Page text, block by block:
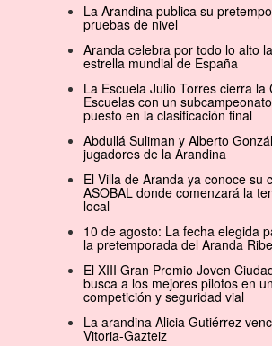
La Arandina publica su
pruebas de nivel
Aranda celebra por todo lo alto
estrella mundial de España
La Escuela Julio Torres cierra la
Escuelas con un
puesto en la clasificación final
Abdullá Suliman y Alberto
jugadores de la Arandina
El Villa de Aranda ya conoce su
ASOBAL donde comenzará la
local
10 de agosto: La fecha elegida
la pretemporada del Aranda
El XIII Gran Premio Joven
busca a los mejores pilotos en
competición y seguridad vial
La arandina Alicia Gutiérrez
Vitoria-Gazteiz